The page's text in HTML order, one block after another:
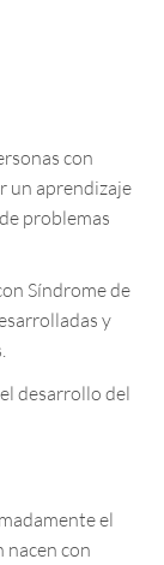
con
un aprendizaje
problemas
Síndrome de
y
desarrollo del
el
nacen con